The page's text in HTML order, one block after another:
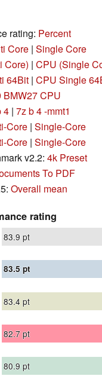
rating: Percent
Core | Single Core
Core) | CPU (Single
64Bit | CPU Single
BMW27 CPU
4| 7z b 4 -mmt1
Core | Single-Core
Core | Single-Core
v2.2: 4k Preset
To PDF
Overall mean
rating
83.9 pt
83.5 pt
83.4 pt
82.7 pt
80.9 pt